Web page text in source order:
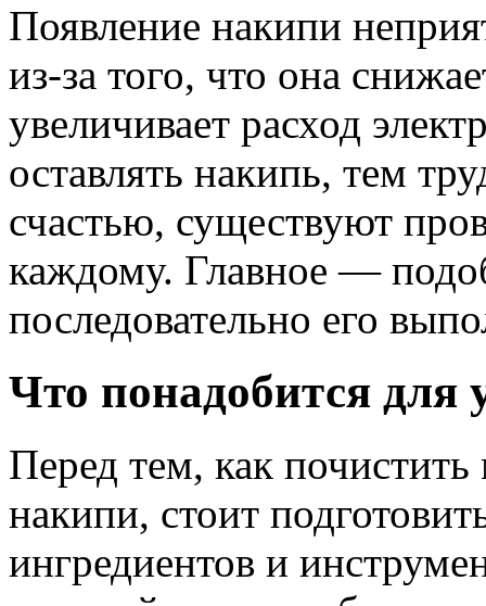
Появление накипи
из-за того, что она
увеличивает расход
оставлять накипь, тем
счастью, существуют
каждому. Главное —
последовательно его
Что понадобится для
Перед тем, как
накипи, стоит
ингредиентов и